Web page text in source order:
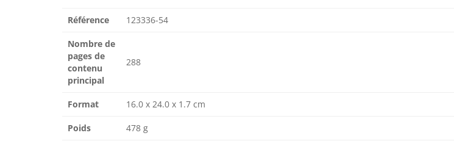
Référence 123336-54
Nombre de
pages de
contenu
principal
288
Format 16.0 x 24.0 x 1.7 cm
Poids 478 g